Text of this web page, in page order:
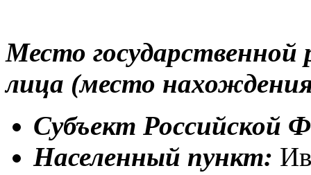
Место государственной
лица (место
Субъект Российской
Населенный пункт: